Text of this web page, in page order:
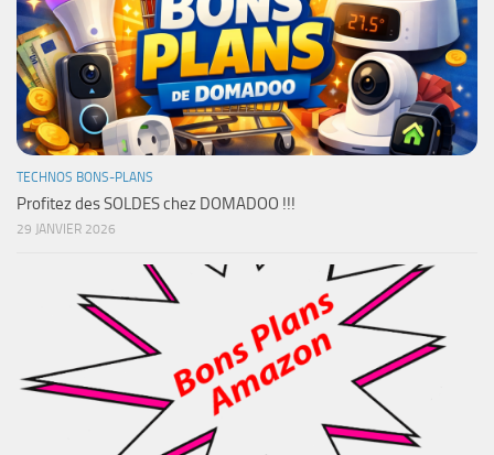
TECHNOS BONS-PLANS
Profitez des SOLDES chez DOMADOO !!!
29 JANVIER 2026